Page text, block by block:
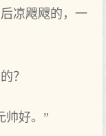
凉飕飕的，一
？
帅好。”